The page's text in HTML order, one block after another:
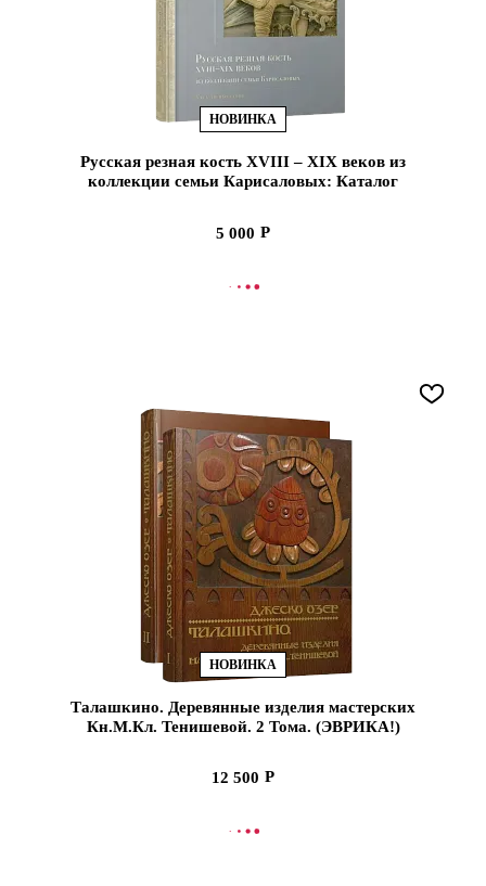
НОВИНКА
Русская резная кость XVIII – XIX веков из
коллекции семьи Карисаловых: Каталог
5 000
В КОРЗИНУ
НОВИНКА
Талашкино. Деревянные изделия мастерских
Кн.М.Кл. Тенишевой. 2 Тома. (ЭВРИКА!)
12 500
В КОРЗИНУ